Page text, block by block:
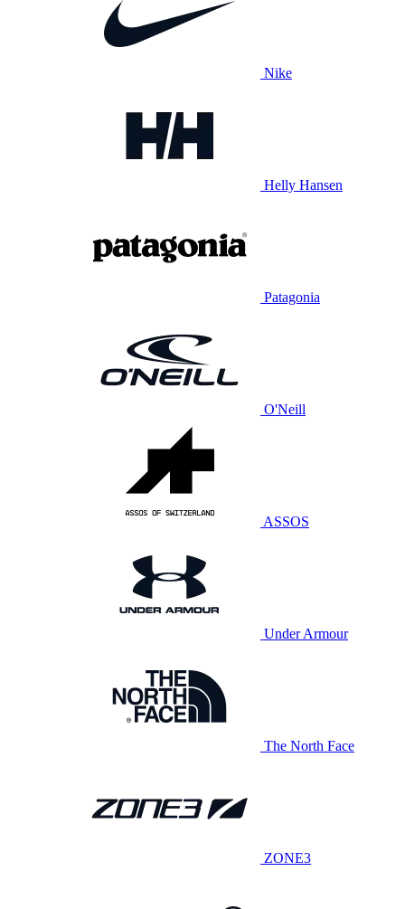
Nike
Helly Hansen
Patagonia
O'Neill
ASSOS
Under Armour
The North Face
ZONE3